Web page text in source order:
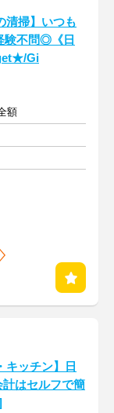
清掃】いつも
験不問◎《日
Gi
額
キッチン】日
はセルフで簡